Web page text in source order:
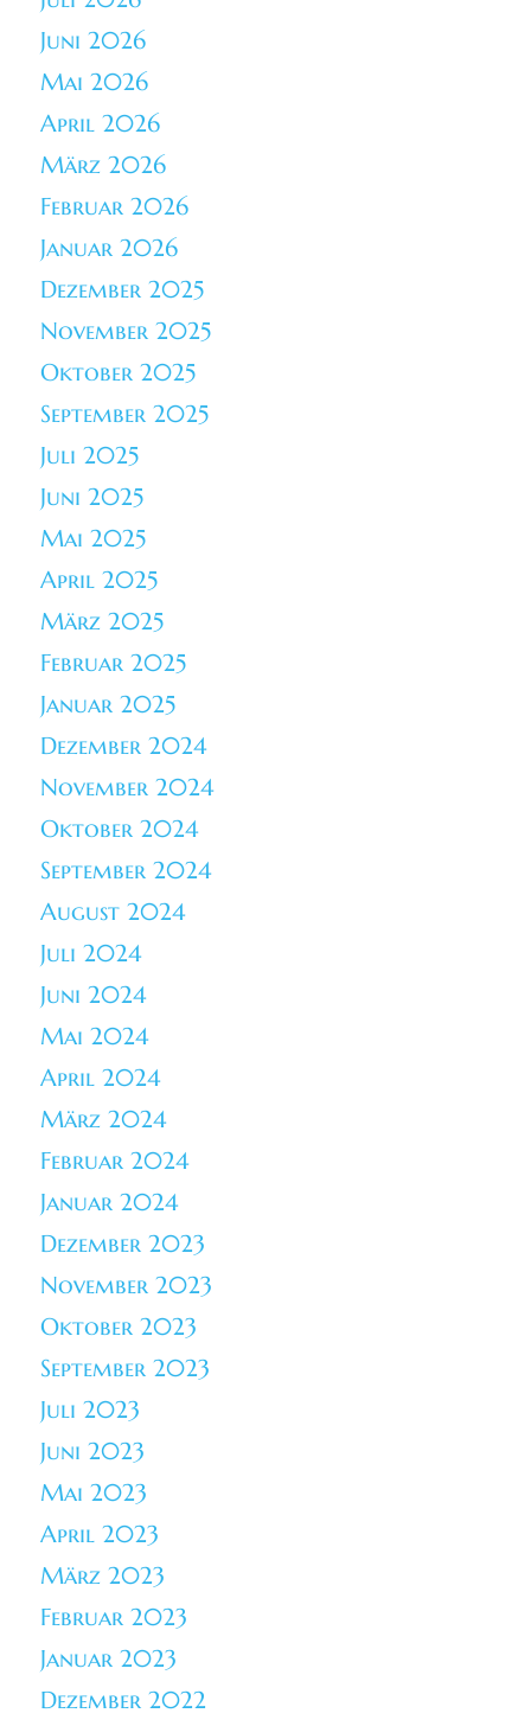
Juni 2026
Mai 2026
April 2026
März 2026
Februar 2026
Januar 2026
Dezember 2025
November 2025
Oktober 2025
September 2025
Juli 2025
Juni 2025
Mai 2025
April 2025
März 2025
Februar 2025
Januar 2025
Dezember 2024
November 2024
Oktober 2024
September 2024
August 2024
Juli 2024
Juni 2024
Mai 2024
April 2024
März 2024
Februar 2024
Januar 2024
Dezember 2023
November 2023
Oktober 2023
September 2023
Juli 2023
Juni 2023
Mai 2023
April 2023
März 2023
Februar 2023
Januar 2023
Dezember 2022